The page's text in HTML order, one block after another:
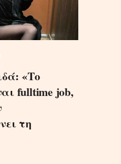
«Το
fulltime job,
τη